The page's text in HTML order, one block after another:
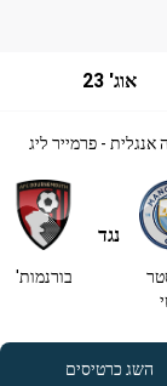
אוג' 23
אנגלית - פרמייר ליג
נגד
בורנמות'
השג כרטיסים